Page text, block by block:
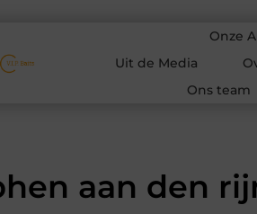
Onze
Uit de Media
Ons team
aan den